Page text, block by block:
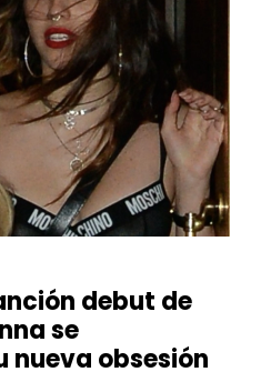
debut de
se
nueva obsesión